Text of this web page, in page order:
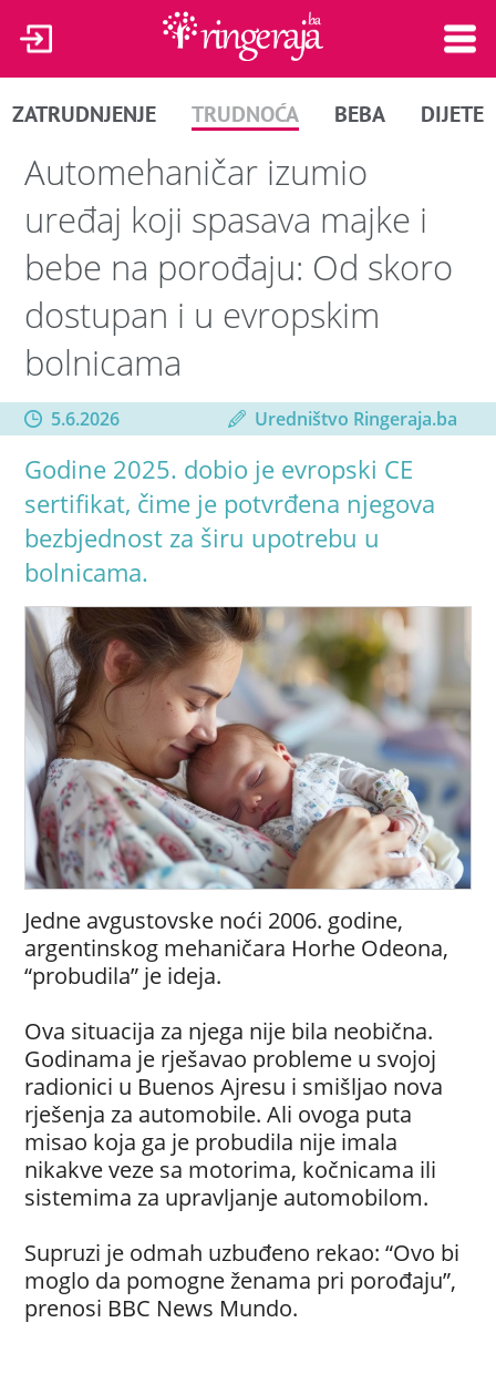
ZATRUDNJENJE TRUDNOĆA BEBA DIJETE
Automehaničar izumio
uređaj koji spasava majke i
bebe na porođaju: Od skoro
dostupan i u evropskim
bolnicama
5.6.2026 Uredništvo Ringeraja.ba
Godine 2025. dobio je evropski CE
sertifikat, čime je potvrđena njegova
bezbjednost za širu upotrebu u
bolnicama.
Jedne avgustovske noći 2006. godine,
argentinskog mehaničara Horhe Odeona,
“probudila” je ideja.
Ova situacija za njega nije bila neobična.
Godinama je rješavao probleme u svojoj
radionici u Buenos Ajresu i smišljao nova
rješenja za automobile. Ali ovoga puta
misao koja ga je probudila nije imala
nikakve veze sa motorima, kočnicama ili
sistemima za upravljanje automobilom.
Supruzi je odmah uzbuđeno rekao: “Ovo bi
moglo da pomogne ženama pri porođaju”,
prenosi BBC News Mundo.